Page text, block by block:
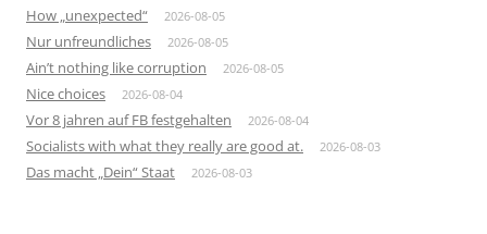
How „unexpected“ 2026-08-05
Nur unfreundliches 2026-08-05
Ain’t nothing like corruption 2026-08-05
Nice choices 2026-08-04
Vor 8 jahren auf FB festgehalten 2026-08-04
Socialists with what they really are good at. 2026-08-03
Das macht „Dein“ Staat 2026-08-03